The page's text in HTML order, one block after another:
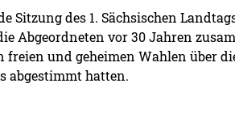
Sitzung des 1. Sächsischen
Abgeordneten vor 30 Jahren
freien und geheimen Wahlen über
abgestimmt hatten.